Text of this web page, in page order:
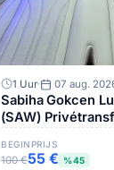
1 Uur 07 aug.
Sabiha Gokcen
(SAW)
BEGINPRIJS
100 €55 € %45